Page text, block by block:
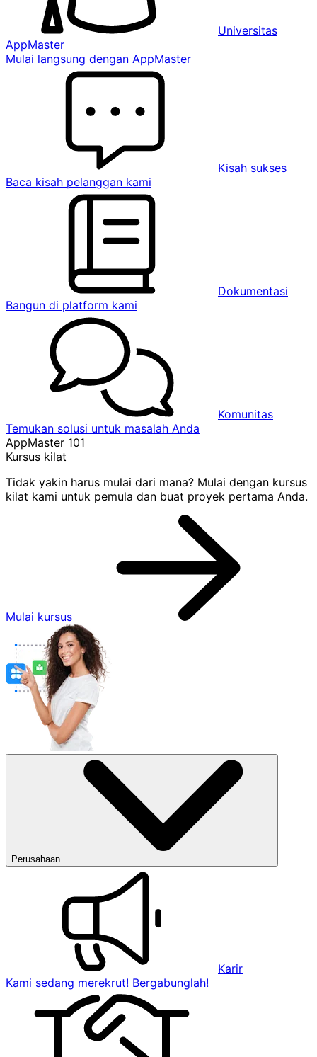
Universitas
AppMaster
Mulai langsung dengan AppMaster
Kisah sukses
Baca kisah pelanggan kami
Dokumentasi
Bangun di platform kami
Komunitas
Temukan solusi untuk masalah Anda
AppMaster 101
Kursus kilat
Tidak yakin harus mulai dari mana? Mulai dengan kursus
kilat kami untuk pemula dan buat proyek pertama Anda.
Mulai kursus
Perusahaan
Karir
Kami sedang merekrut! Bergabunglah!